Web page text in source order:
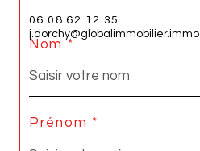
06 08 62 12 35
j.dorchy@globalimmobilier.immo
Nom *
Prénom *